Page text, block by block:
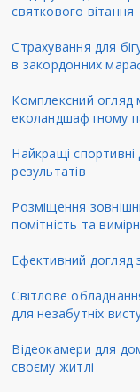
святкового вітання
Страхування для
в закордонних
Комплексний огляд
еколандшафтному
Найкращі
результатів
Розміщення
помітність та
Ефективний догляд
Світлове
для незабутніх
Відеокамери для
своєму житлі